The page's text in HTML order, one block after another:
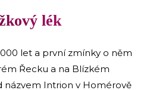
lék
let a první zmínky o něm
Řecku a na Blízkém
názvem Intrion v Homérově